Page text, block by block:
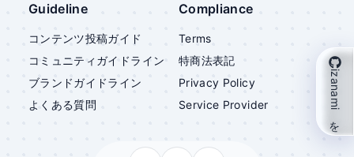
Guideline
コンテンツ投稿ガイド
コミュニティガイドライン
ブランドガイドライン
よくある質問
Compliance
Terms
特商法表記
Privacy Policy
Service Provider
izanami を支援